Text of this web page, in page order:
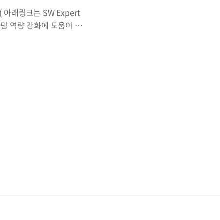
아래링크는 SW Expert
역량 강화에 도움이 되
자앙!!!!!!! => 완벽한 설